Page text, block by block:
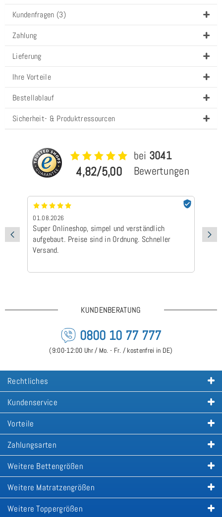
Kundenfragen (3)
Zahlung
Lieferung
Ihre Vorteile
Bestellablauf
Sicherheit- & Produktressourcen
4,82/5,00
bei 3041
Bewertungen
01.08.2026
Super Onlineshop, simpel und verständlich
aufgebaut. Preise sind in Ordnung. Schneller
Versand.
KUNDENBERATUNG
0800 10 77 777
(9:00-12:00 Uhr / Mo. - Fr. / kostenfrei in DE)
Rechtliches
Kundenservice
Vorteile
Zahlungsarten
Weitere Bettengrößen
Weitere Matratzengrößen
Weitere Toppergrößen